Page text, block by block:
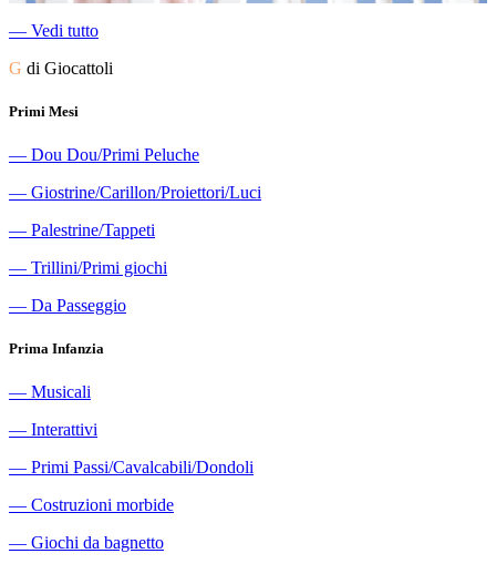
― Vedi tutto
G di Giocattoli
Primi Mesi
― Dou Dou/Primi Peluche
― Giostrine/Carillon/Proiettori/Luci
― Palestrine/Tappeti
― Trillini/Primi giochi
― Da Passeggio
Prima Infanzia
― Musicali
― Interattivi
― Primi Passi/Cavalcabili/Dondoli
― Costruzioni morbide
― Giochi da bagnetto